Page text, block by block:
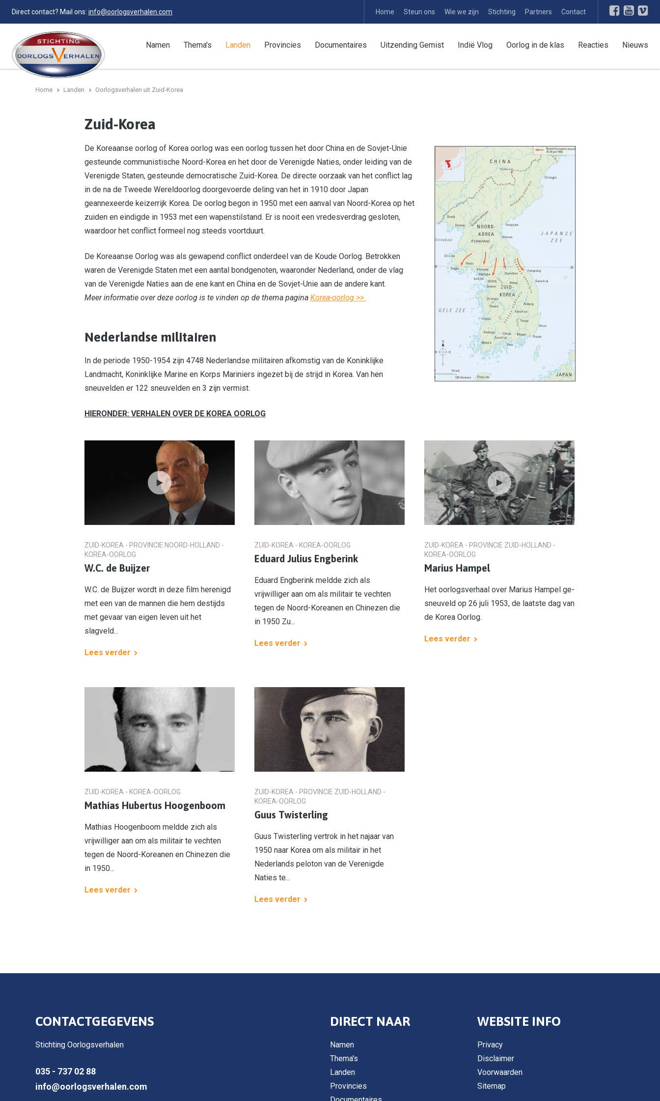
Direct contact? Mail ons: info@oorlogsverhalen.com Home Steun ons Wie we zijn Stichting Partners Contact
Namen Thema's Landen Provincies Documentaires Uitzending Gemist Indië Vlog Oorlog in de klas Reacties Nieuws
Home Landen Oorlogsverhalen uit Zuid-Korea
Zuid-Korea
De Koreaanse oorlog of Korea oorlog was een oorlog tussen het door China en de Sovjet-Unie
gesteunde communistische Noord-Korea en het door de Verenigde Naties, onder leiding van de
Verenigde Staten, gesteunde democratische Zuid-Korea. De directe oorzaak van het conflict lag
in de na de Tweede Wereldoorlog doorgevoerde deling van het in 1910 door Japan
geannexeerde keizerrijk Korea. De oorlog begon in 1950 met een aanval van Noord-Korea op het
zuiden en eindigde in 1953 met een wapenstilstand. Er is nooit een vredesverdrag gesloten,
waardoor het conflict formeel nog steeds voortduurt.
De Koreaanse Oorlog was als gewapend conflict onderdeel van de Koude Oorlog. Betrokken
waren de Verenigde Staten met een aantal bondgenoten, waaronder Nederland, onder de vlag
van de Verenigde Naties aan de ene kant en China en de Sovjet-Unie aan de andere kant.
Meer informatie over deze oorlog is te vinden op de thema pagina Korea-oorlog >>
Nederlandse militairen
In de periode 1950-1954 zijn 4748 Nederlandse militairen afkomstig van de Koninklijke
Landmacht, Koninklijke Marine en Korps Mariniers ingezet bij de strijd in Korea. Van hen
sneuvelden er 122 sneuvelden en 3 zijn vermist.
HIERONDER: VERHALEN OVER DE KOREA OORLOG
ZUID-KOREA - PROVINCIE NOORD-HOLLAND -
KOREA-OORLOG
W.C. de Buijzer
W.C. de Buijzer wordt in deze film herenigd
met een van de mannen die hem destijds
met gevaar van eigen leven uit het
slagveld...
Lees verder
ZUID-KOREA - KOREA-OORLOG
Eduard Julius Engberink
Eduard Engberink meldde zich als
vrijwilliger aan om als militair te vechten
tegen de Noord-Koreanen en Chinezen die
in 1950 Zu...
Lees verder
ZUID-KOREA - PROVINCIE ZUID-HOLLAND -
KOREA-OORLOG
Marius Hampel
Het oorlogsverhaal over Marius Hampel ge­
sneu­veld op 26 juli 1953, de laat­ste dag van
de Korea Oorlog.
Lees verder
ZUID-KOREA - KOREA-OORLOG
Mathias Hubertus Hoogenboom
Mathias Hoogenboom meldde zich als
vrijwilliger aan om als militair te vechten
tegen de Noord-Koreanen en Chinezen die
in 1950...
Lees verder
ZUID-KOREA - PROVINCIE ZUID-HOLLAND -
KOREA-OORLOG
Guus Twisterling
Guus Twisterling vertrok in het najaar van
1950 naar Korea om als militair in het
Nederlands peloton van de Verenigde
Naties te...
Lees verder
CONTACTGEGEVENS
Stichting Oorlogsverhalen
035 - 737 02 88
info@oorlogsverhalen.com
DIRECT NAAR
Namen
Thema's
Landen
Provincies
WEBSITE INFO
Privacy
Disclaimer
Voorwaarden
Sitemap